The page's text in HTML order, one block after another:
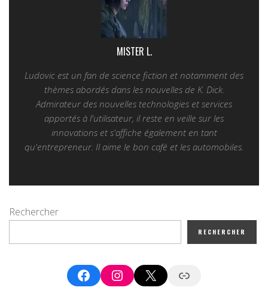
MISTER L.
Ludovic est un fan de science fiction et notamment des
thèmes abordés dans les nouvelles de K. Dick.
Admirateur des nouvelles technologies et services
apportés à l'utilisateur, il reste en veille sur les
innovations et s'affiche également en tant
qu'entrepreneur. Il aime le bon café et les automobiles.
Rechercher
RECHERCHER
FacebookInstagram
X Google News